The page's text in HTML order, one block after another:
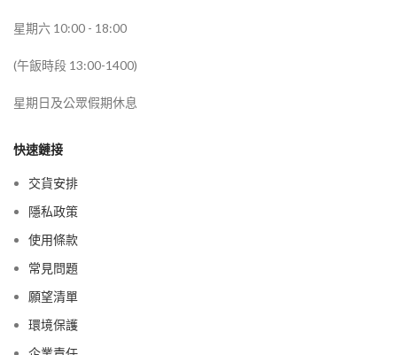
星期六 10:00 - 18:00
(午飯時段 13:00-1400)
星期日及公眾假期休息
快速鏈接
交貨安排
隱私政策
使用條款
常見問題
願望清單
環境保護